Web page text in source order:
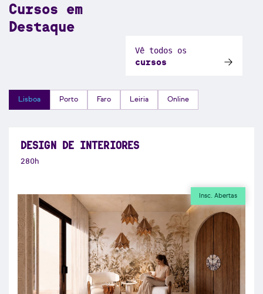
Cursos em
Destaque
Vê todos os
cursos
Lisboa Porto Faro Leiria Online
DESIGN DE INTERIORES
280h
Insc. Abertas